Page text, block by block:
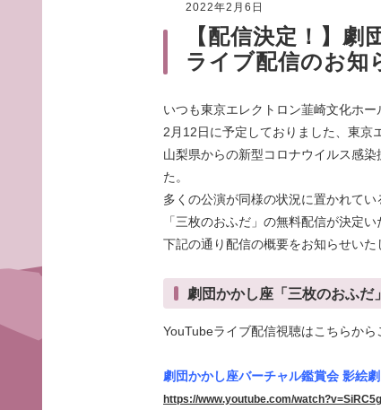
2022年2月6日
【配信決定！】
ライブ配信のお知
いつも東京エレクトロン韮崎文化ホ
2月12日に予定しておりました、東京
山梨県からの新型コロナウイルス感
た。
多くの公演が同様の状況に置かれて
「三枚のおふだ」の無料配信が決定い
下記の通り配信の概要をお知らせい
劇団かかし座「三枚のおふ
YouTubeライブ配信視聴はこちらから
劇団かかし座バーチャル鑑賞会 影絵劇
https://www.youtube.com/